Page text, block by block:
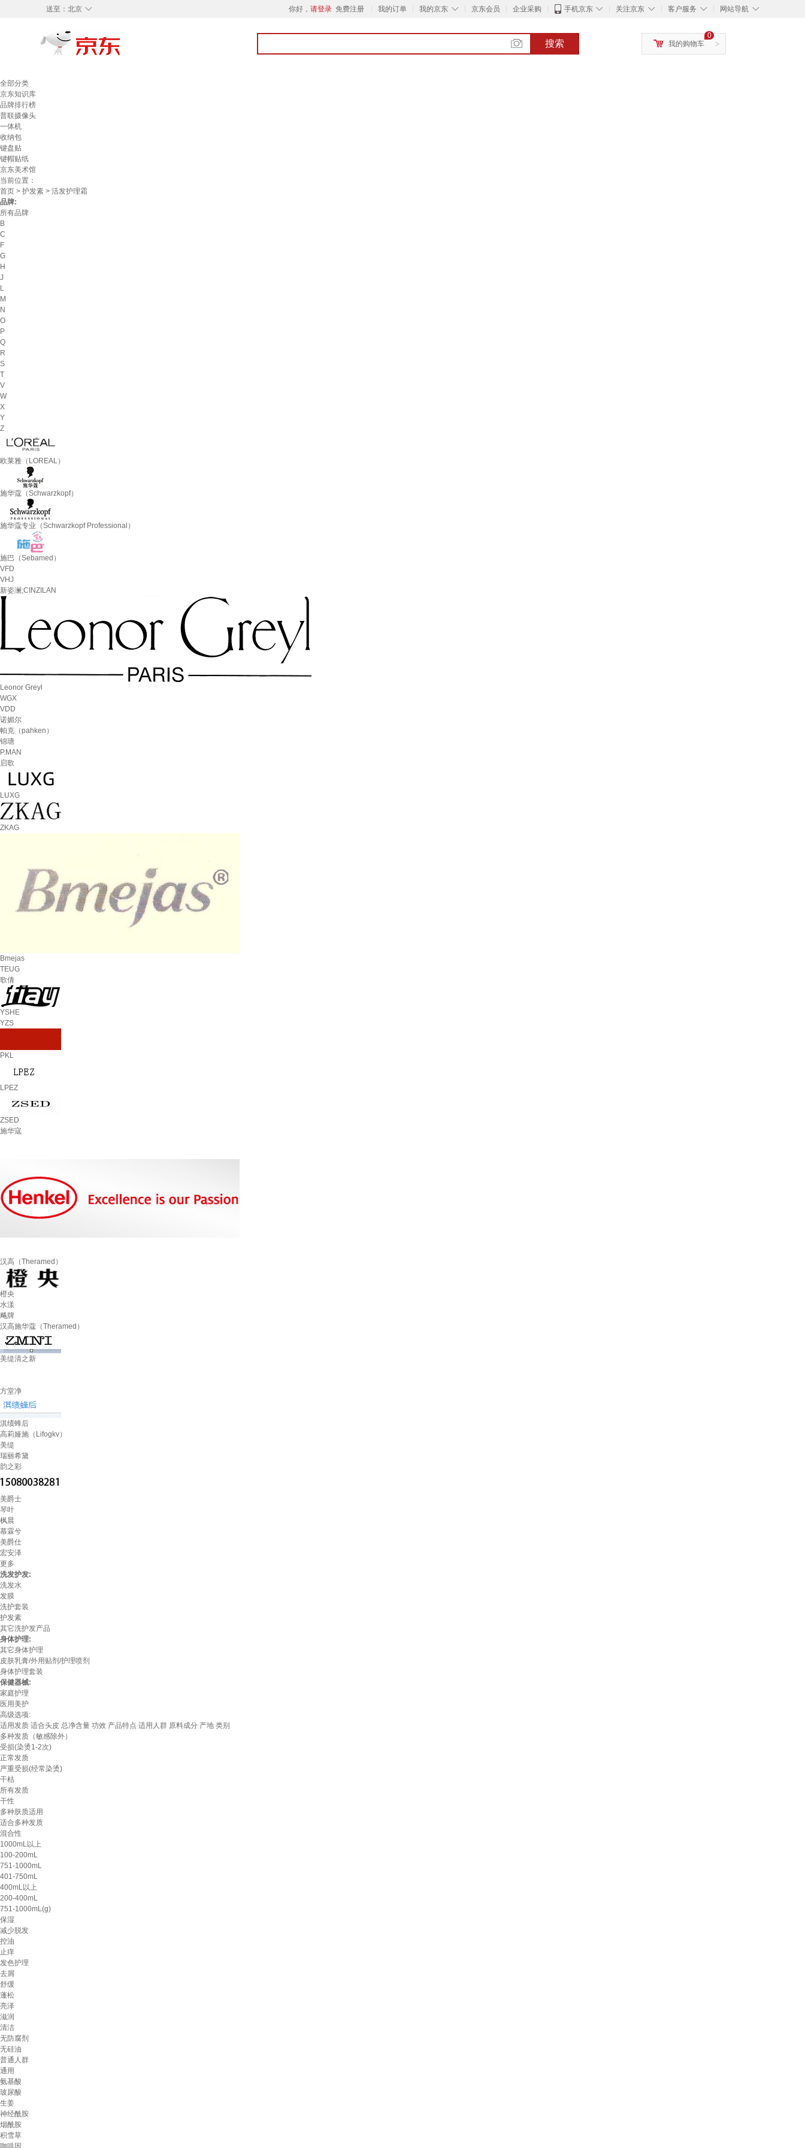
◇
送至： 北京 你好， 请登录 免费注册 我的订单 ◇
我的京东 京东会员 企业采购 ◇
手机京东 ◇
关注京东 ◇
客户服务 ◇
网站导航
搜索 >
0
我的购物车
全部分类
京东知识库
品牌排行榜
普联摄像头
一体机
收纳包
键盘贴
键帽贴纸
京东美术馆
当前位置：
首页 > 护发素 > 活发护理霜
品牌:
所有品牌
B
C
F
G
H
J
L
M
N
O
P
Q
R
S
T
V
W
X
Y
Z
欧莱雅（LOREAL）
施华蔻（Schwarzkopf）
施华蔻专业（Schwarzkopf Professional）
施巴（Sebamed）
VFD
VHJ
新姿澜;CINZILAN
Leonor Greyl
WGX
VDD
诺媚尔
帕克（pahken）
锦瑭
P.MAN
启歌
LUXG
ZKAG
Bmejas
TEUG
歌倩
YSHE
YZS
PKL
LPEZ
ZSED
施华寇
汉高（Theramed）
橙央
水漾
飚牌
汉高施华蔻（Theramed）
美缇清之新
方堂净
淇绩蜂后
高莉娅施（Lifogkv）
美缇
瑞丽希黛
韵之彩
美爵士
琴叶
枫晨
慕霖兮
美爵仕
宏安泽
更多
洗发护发:
洗发水
发膜
洗护套装
护发素
其它洗护发产品
身体护理:
其它身体护理
皮肤乳膏/外用贴剂/护理喷剂
身体护理套装
保健器械:
家庭护理
医用美护
高级选项:
适用发质 适合头皮 总净含量 功效 产品特点 适用人群 原料成分 产地 类别
多种发质（敏感除外）
受损(染烫1-2次)
正常发质
严重受损(经常染烫)
干枯
所有发质
干性
多种肤质适用
适合多种发质
混合性
1000mL以上
100-200mL
751-1000mL
401-750mL
400mL以上
200-400mL
751-1000mL(g)
保湿
减少脱发
控油
止痒
发色护理
去屑
舒缓
蓬松
亮泽
滋润
清洁
无防腐剂
无硅油
普通人群
通用
氨基酸
玻尿酸
生姜
神经酰胺
烟酰胺
积雪草
咖啡因